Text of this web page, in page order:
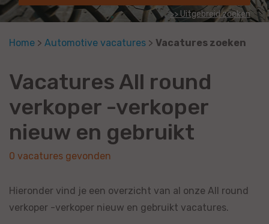
>> Uitgebreid zoeken
Home > Automotive vacatures > Vacatures zoeken
Vacatures All round
verkoper -verkoper
nieuw en gebruikt
0 vacatures gevonden
Hieronder vind je een overzicht van al onze All round
verkoper -verkoper nieuw en gebruikt vacatures.